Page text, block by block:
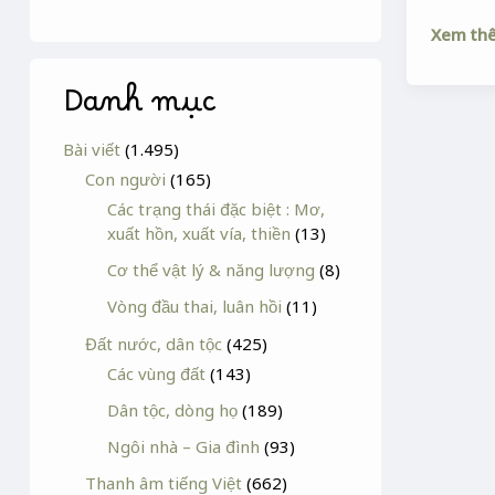
Danh mục
Bài viết (1.495)
Con người (165)
Các trạng thái đặc biệt : Mơ,
xuất hồn, xuất vía, thiền (13)
Cơ thể vật lý & năng lượng (8)
Vòng đầu thai, luân hồi (11)
Đất nước, dân tộc (425)
Các vùng đất (143)
Dân tộc, dòng họ (189)
Ngôi nhà – Gia đình (93)
Thanh âm tiếng Việt (662)
Xem